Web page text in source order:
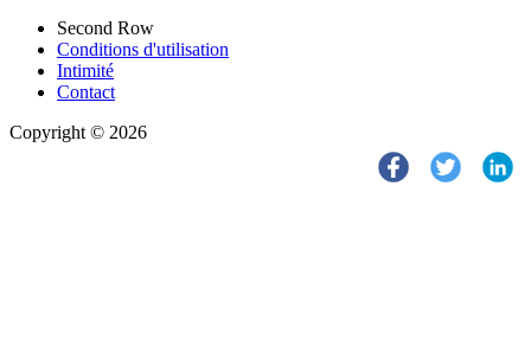
Second Row
Conditions d'utilisation
Intimité
Contact
Copyright © 2026